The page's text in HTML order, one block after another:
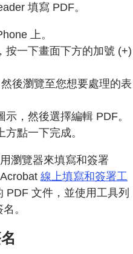
填寫 PDF。
上。
按一下畫面下方的加號 (+)
後瀏覽至您想要處理的表
，然後選擇編輯 PDF。
點一下完成。
瀏覽器來填寫和簽署
線上填寫和簽署工
PDF 文件，並使用工具列
。